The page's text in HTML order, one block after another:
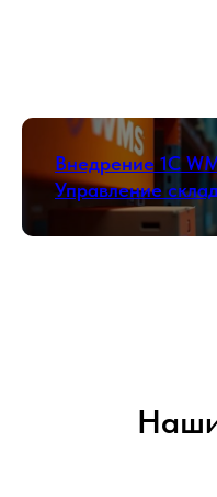
Внедрение 1С
Управление